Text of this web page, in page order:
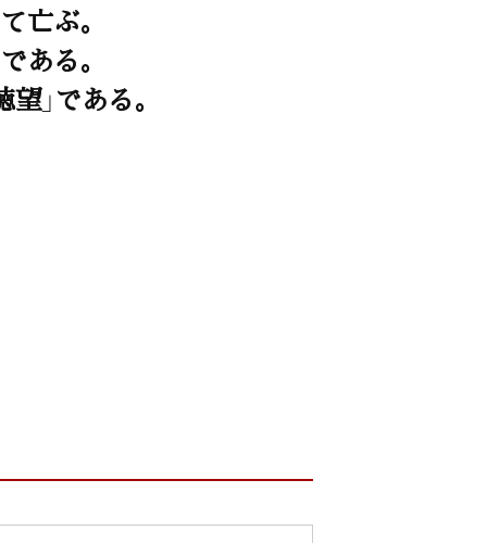
亡ぶ。
ある。
」である。